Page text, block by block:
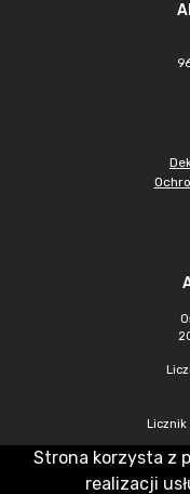
Strona korzysta z
realizacji